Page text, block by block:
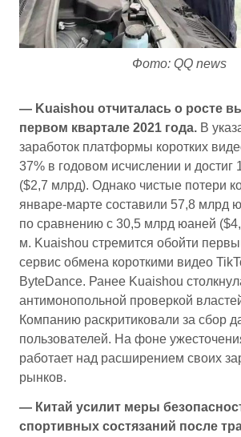
Фото: QQ news
— Kuaishou отчиталась о росте
первом квартале 2021 года. В
заработок платформы коротких
37% в годовом исчислении и
($2,7 млрд). Однако чистые потери
январе-марте составили 57,8 млрд
по сравнению с 30,5 млрд юаней
м. Kuaishou стремится обойти
сервис обмена короткими видео
ByteDance. Ранее Kuaishou
антимонопольной проверкой
Компанию раскритиковали за сбор
пользователей. На фоне
работает над расширением своих
рынков.
— Китай усилит меры
спортивных состязаний после